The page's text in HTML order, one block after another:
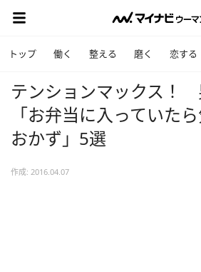
トップ 働く 整える 磨く 恋する
テンションマックス！
「お弁当に入っていた
おかず」5選
作成: 2016.04.07